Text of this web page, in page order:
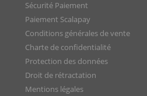
Sécurité Paiement
Paiement Scalapay
Conditions générales de vente
Charte de confidentialité
Protection des données
Droit de rétractation
Mentions légales